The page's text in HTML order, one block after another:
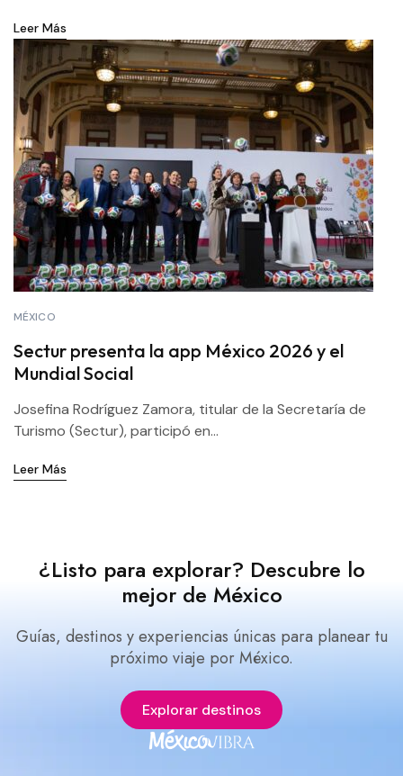
Leer Más
MÉXICO
Sectur presenta la app México 2026 y el
Mundial Social
Josefina Rodríguez Zamora, titular de la Secretaría de
Turismo (Sectur), participó en...
Leer Más
¿Listo para explorar? Descubre lo
mejor de México
Guías, destinos y experiencias únicas para planear tu
próximo viaje por México.
Explorar destinos